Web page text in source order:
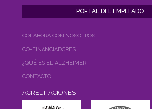
COLABORA CON NOSOTROS
CO-FINANCIADORES
¿QUÉ ES EL ALZHEIMER
CONTACTO
ACREDITACIONES